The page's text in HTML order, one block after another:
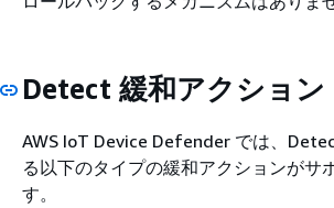
Detect 緩和アクション
AWS IoT Device Defender では、
る以下のタイプの緩和アクションがサ
す。